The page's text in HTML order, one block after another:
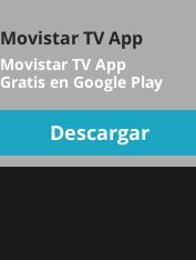
TV EN
Movistar TV App
Movistar TV App
Gratis en Google Play
Descargar